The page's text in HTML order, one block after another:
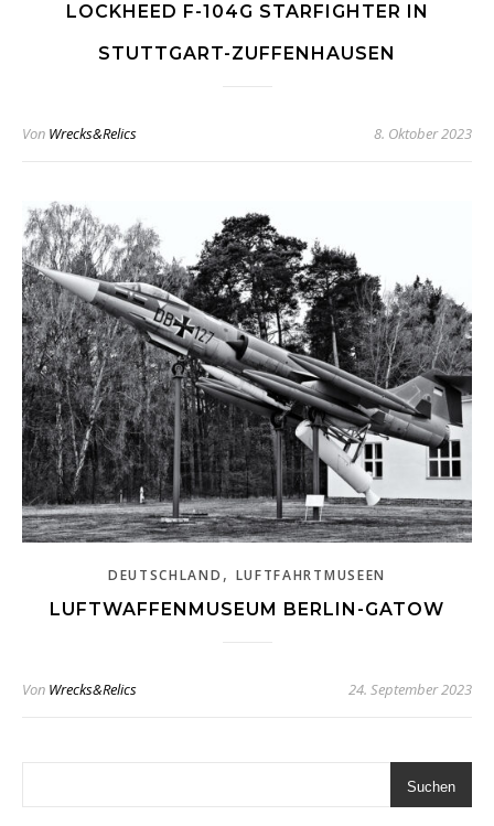
LOCKHEED F-104G STARFIGHTER IN
STUTTGART-ZUFFENHAUSEN
Von Wrecks&Relics 8. Oktober 2023
DEUTSCHLAND , LUFTFAHRTMUSEEN
LUFTWAFFENMUSEUM BERLIN-GATOW
Von Wrecks&Relics 24. September 2023
Suchen